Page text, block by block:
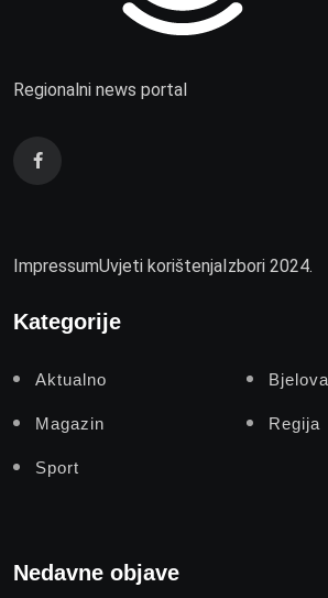
Regionalni news portal
ImpressumUvjeti korištenjaIzbori 2024.
Kategorije
Aktualno
Magazin Regija
Sport
Nedavne objave